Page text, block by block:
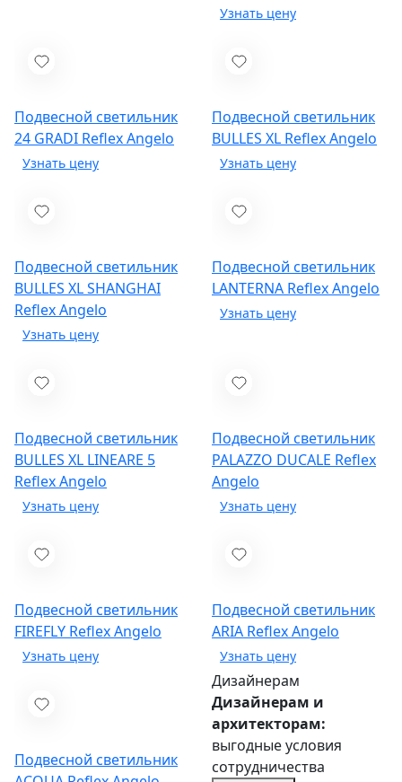
Подвесной светильник
24 GRADI Reflex Angelo
Подвесной светильник
BULLES XL Reflex Angelo
Подвесной светильник
BULLES XL SHANGHAI
Reflex Angelo
Подвесной светильник
LANTERNA Reflex Angelo
Подвесной светильник
BULLES XL LINEARE 5
Reflex Angelo
Подвесной светильник
PALAZZO DUCALE Reflex
Angelo
Подвесной светильник
FIREFLY Reflex Angelo
Подвесной светильник
ARIA Reflex Angelo
Подвесной светильник
Дизайнерам
Дизайнерам и
архитекторам:
выгодные условия
сотрудничества